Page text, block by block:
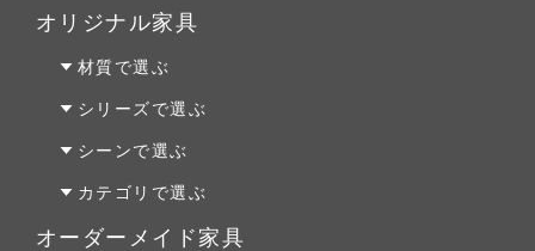
オリジナル家具
材質で選ぶ
オーク材
パイン材
チェリー材
シリーズで選ぶ
Penny Wise(ペニーワイズ)
colonalteak(コロニアルチーク)
Lloyd Loom(ロイドルーム)
シーンで選ぶ
リビング
ダイニング
カテゴリで選ぶ
テーブルALL
オーダーメイド家具